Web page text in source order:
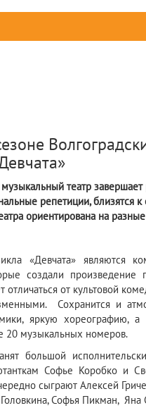
театр
репетиции, близятся
ориентирована на
«Девчата» являются
создали
отличаться от культовой
Сохранится и
яркую хореографию,
20 музыкальных номеров.
большой
Софье Коробко и
сыграют Алексей
Софья Пикман,